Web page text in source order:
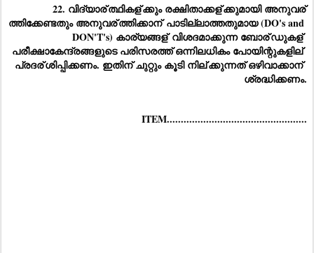
22. വിദ്യാര്ത്ഥികള്ക്കും രക്ഷിതാക്കള്ക്കുമായി അനുവര്
ത്തിക്കേണ്ടതും അനുവര്ത്തിക്കാന് പാടില്ലാത്തതുമായ (DO's and
DON'T's) കാര്യങ്ങള് വിശദമാക്കുന്ന ബോര്ഡുകള്
പരീക്ഷാകേന്ദ്രങ്ങളുടെ പരിസരത്ത് ഒന്നിലധികം പോയിന്റുകളില്
പ്രദര്ശിപ്പിക്കണം. ഇതിന് ചുറ്റും കൂടി നില്ക്കുന്നത് ഒഴിവാക്കാന്
ശ്രദ്ധിക്കണം.
ITEM..................................................